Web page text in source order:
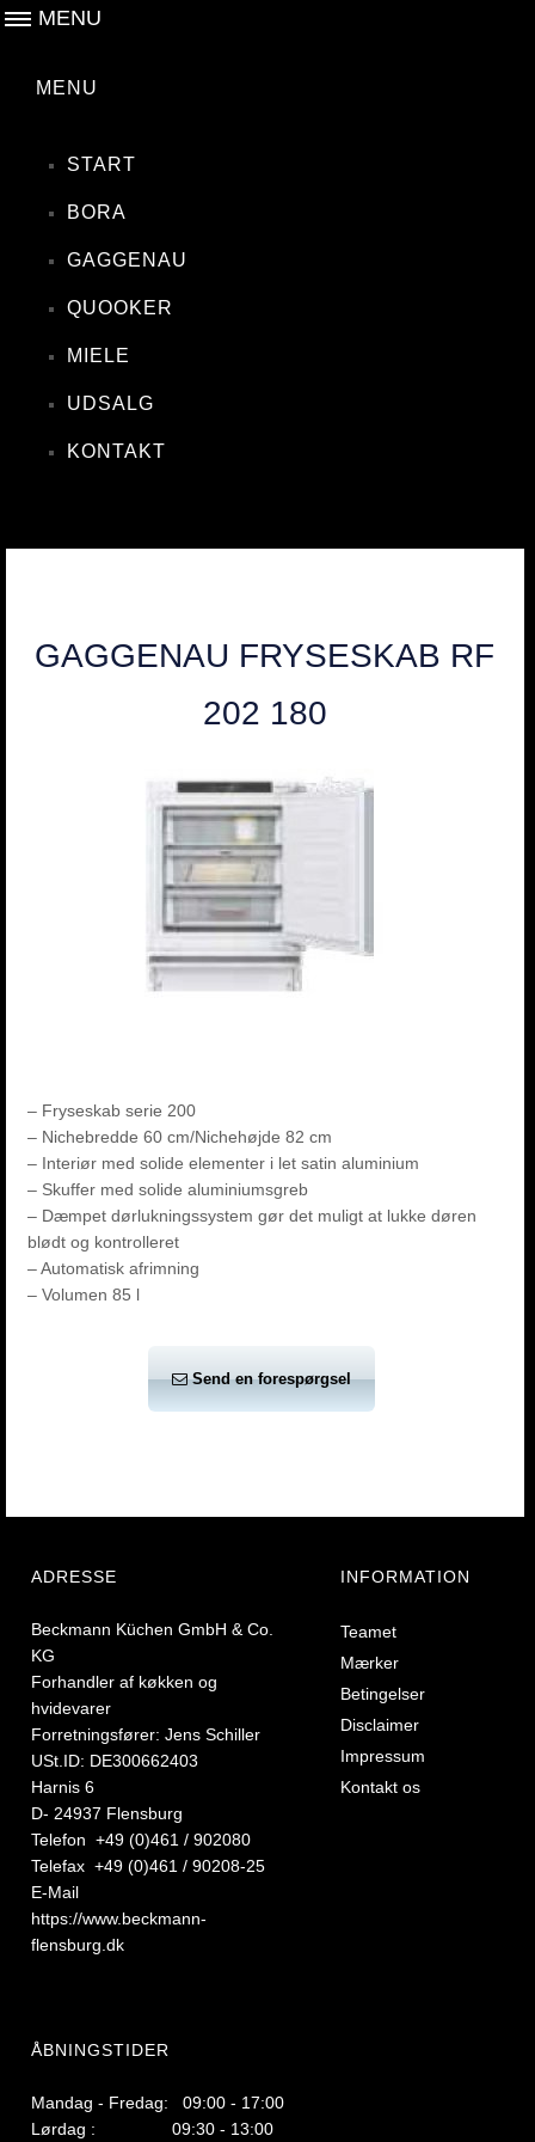
MENU
MENU
START
BORA
GAGGENAU
QUOOKER
MIELE
UDSALG
KONTAKT
GAGGENAU FRYSESKAB RF
202 180
– Fryseskab serie 200
– Nichebredde 60 cm/Nichehøjde 82 cm
– Interiør med solide elementer i let satin aluminium
– Skuffer med solide aluminiumsgreb
– Dæmpet dørlukningssystem gør det muligt at lukke døren
blødt og kontrolleret
– Automatisk afrimning
– Volumen 85 l
Send en forespørgsel
ADRESSE
Beckmann Küchen GmbH & Co.
KG
Forhandler af køkken og
hvidevarer
Forretningsfører: Jens Schiller
USt.ID: DE300662403
Harnis 6
D- 24937 Flensburg
Telefon +49 (0)461 / 902080
Telefax +49 (0)461 / 90208-25
E-Mail
https://www.beckmann-
flensburg.dk
ÅBNINGSTIDER
Mandag - Fredag: 09:00 - 17:00
Lørdag : 09:30 - 13:00
INFORMATION
Teamet
Mærker
Betingelser
Disclaimer
Impressum
Kontakt os